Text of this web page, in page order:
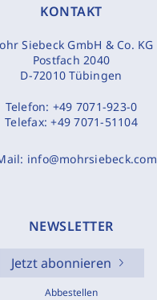
KONTAKT
Siebeck GmbH & Co. KG
Postfach 2040
D-72010 Tübingen
Telefon: +49 7071-923-0
Telefax:+49 7071-51104
info@mohrsiebeck.com
NEWSLETTER
Jetzt abonnieren
Abbestellen